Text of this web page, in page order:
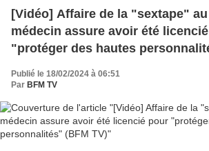
[Vidéo] Affaire de la "sextape"
médecin assure avoir été
"protéger des hautes
Publié le 18/02/2024 à 06:51
Par BFM TV